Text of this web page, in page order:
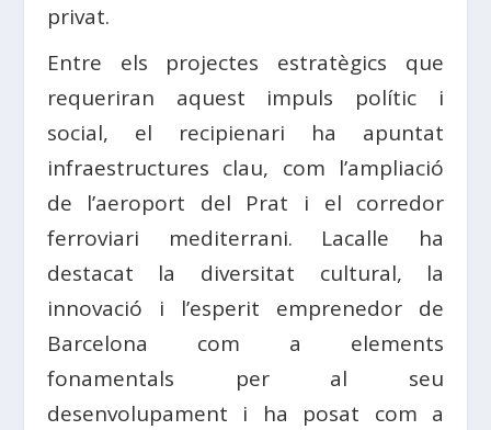
privat.
Entre els projectes estratègics que
requeriran aquest impuls polític i
social, el recipienari ha apuntat
infraestructures clau, com l’ampliació
de l’aeroport del Prat i el corredor
ferroviari mediterrani. Lacalle ha
destacat la diversitat cultural, la
innovació i l’esperit emprenedor de
Barcelona com a elements
fonamentals per al seu
desenvolupament i ha posat com a